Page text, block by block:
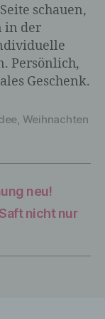
schauen,
in der
Persönlich,
Geschenk.
Weihnachten
neu!
nicht nur
für die
und
alle
natürliche